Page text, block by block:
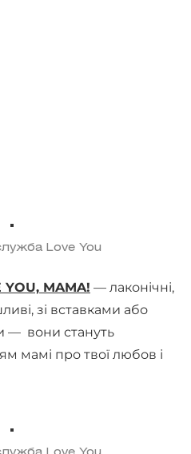
Love You
YOU, MAMA! — лаконічні,
зі вставками або
— вони стануть
мамі про твої любов і